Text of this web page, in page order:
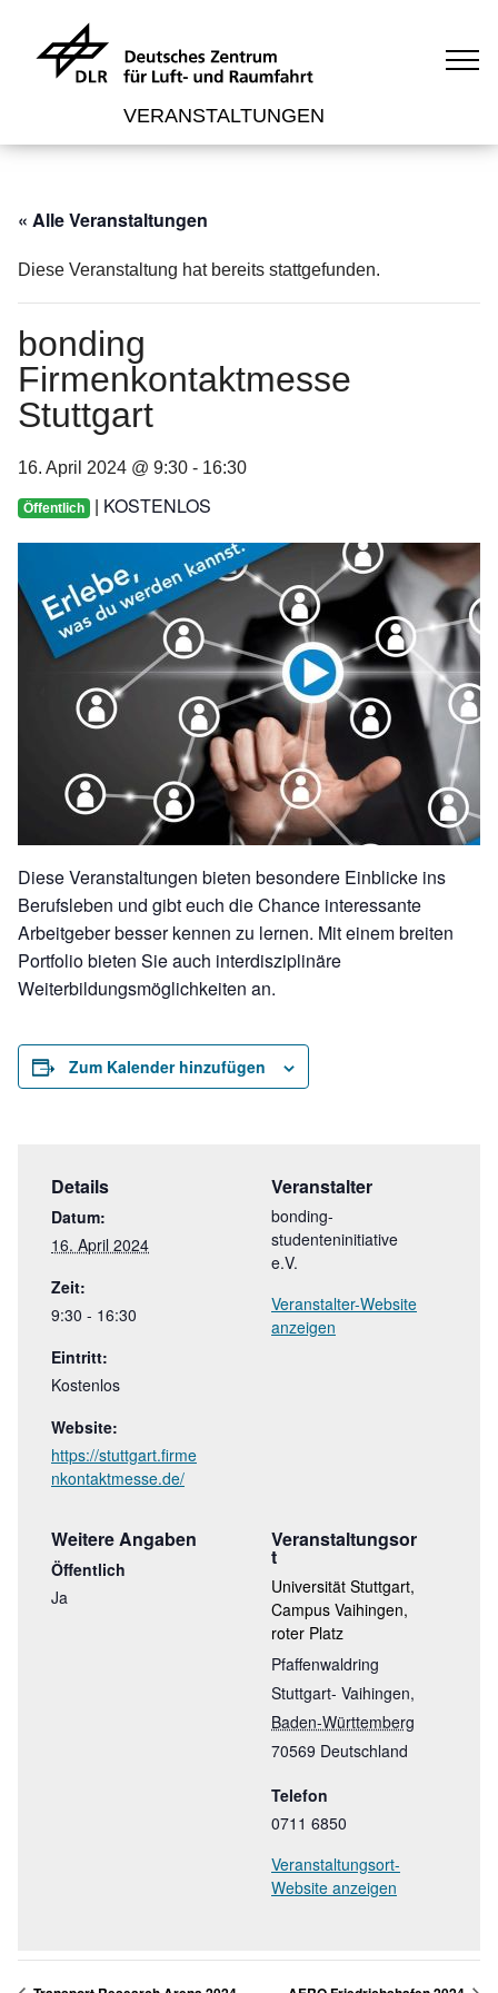
VERANSTALTUNGEN
« Alle Veranstaltungen
Diese Veranstaltung hat bereits stattgefunden.
bonding
Firmenkontaktmesse
Stuttgart
16. April 2024 @ 9:30 - 16:30
Öffentlich KOSTENLOS
Diese Veranstaltungen bieten besondere Einblicke ins
Berufsleben und gibt euch die Chance interessante
Arbeitgeber besser kennen zu lernen. Mit einem breiten
Portfolio bieten Sie auch interdisziplinäre
Weiterbildungsmöglichkeiten an.
Zum Kalender hinzufügen
Details
Datum:
16. April 2024
Zeit:
9:30 - 16:30
Eintritt:
Kostenlos
Website:
https://stuttgart.firme
nkontaktmesse.de/
Veranstaltungsor
T
Universität Stuttgart,
Campus Vaihingen,
roter Platz
Pfaffenwaldring
Stuttgart- Vaihingen,
Baden-Württemberg
70569 Deutschland
Telefon
0711 6850
Veranstaltungsort-
Website anzeigen
Veranstalter
bonding-
studenteninitiative
e.V.
Veranstalter-Website
anzeigen
Weitere Angaben
Öffentlich
Ja